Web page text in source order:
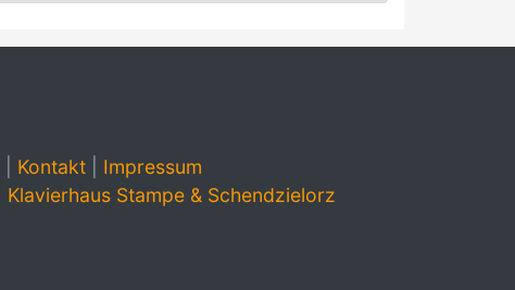
Kontakt| Impressum
Klavierhaus Stampe & Schendzielorz